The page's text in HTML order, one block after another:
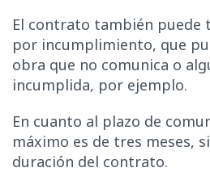
El contrato también puede
por incumplimiento, que
obra que no comunica o
incumplida, por ejemplo.
En cuanto al plazo de
máximo es de tres meses,
duración del contrato.